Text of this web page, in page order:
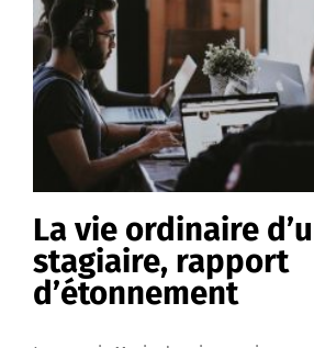
La vie ordinaire
stagiaire, rapport
d’étonnement